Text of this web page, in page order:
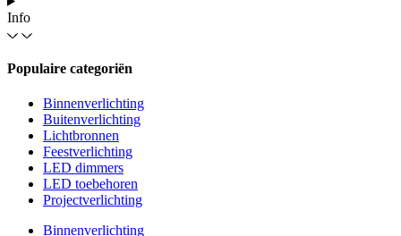
Info
Populaire categoriën
Binnenverlichting
Buitenverlichting
Lichtbronnen
Feestverlichting
LED dimmers
LED toebehoren
Projectverlichting
Binnenverlichting